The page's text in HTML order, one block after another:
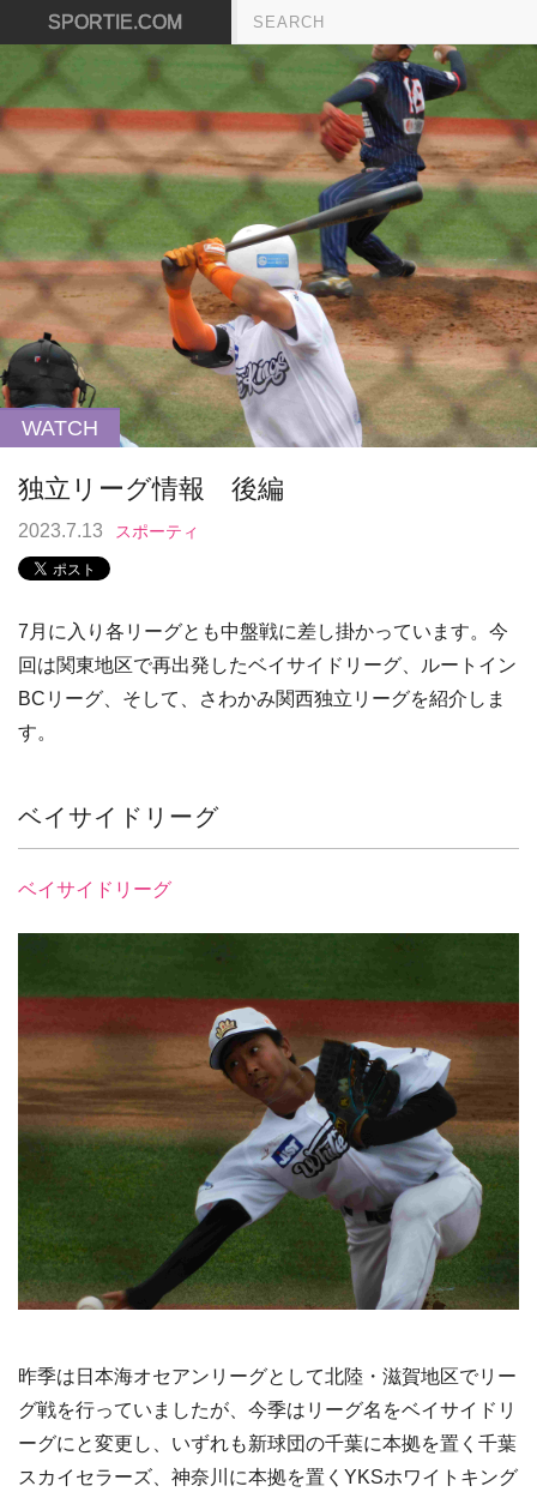
SPORTIE.COM
WATCH
独立リーグ情報 後編
2023.7.13 スポーティ
7月に入り各リーグとも中盤戦に差し掛かっています。今
回は関東地区で再出発したベイサイドリーグ、ルートイン
BCリーグ、そして、さわかみ関西独立リーグを紹介しま
す。
ベイサイドリーグ
ベイサイドリーグ
昨季は日本海オセアンリーグとして北陸・滋賀地区でリー
グ戦を行っていましたが、今季はリーグ名をベイサイドリ
ーグにと変更し、いずれも新球団の千葉に本拠を置く千葉
スカイセラーズ、神奈川に本拠を置くYKSホワイトキング